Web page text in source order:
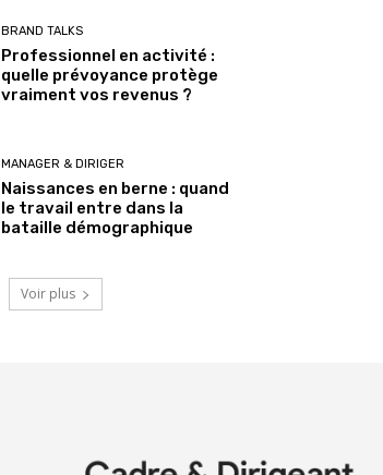
BRAND TALKS
Professionnel en activité :
quelle prévoyance protège
vraiment vos revenus ?
MANAGER & DIRIGER
Naissances en berne : quand
le travail entre dans la
bataille démographique
Voir plus